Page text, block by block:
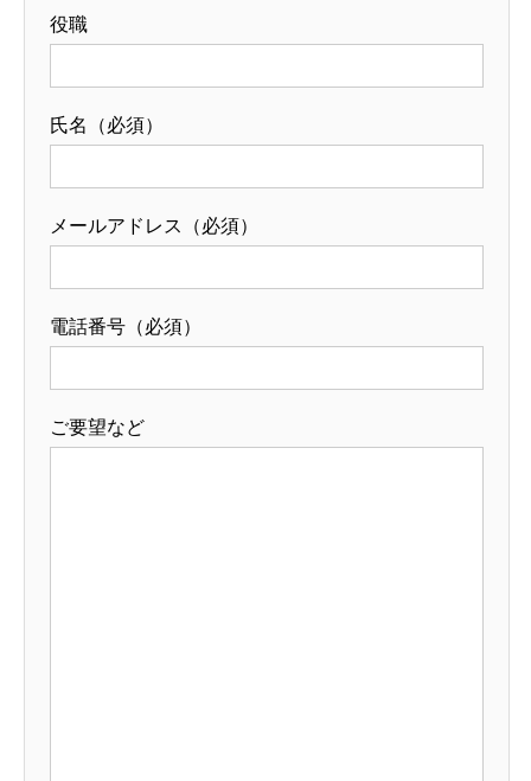
役職
氏名（必須）
メールアドレス（必須）
電話番号（必須）
ご要望など